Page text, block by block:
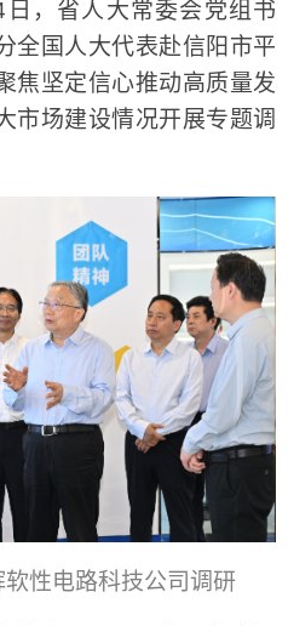
，省人大常委会党组书
全国人大代表赴信阳市平
焦坚定信心推动高质量发
市场建设情况开展专题调
软性电路科技公司调研